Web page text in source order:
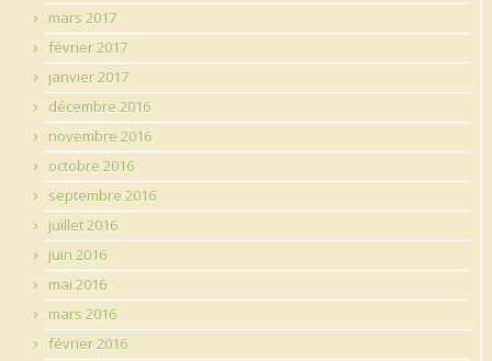
mars 2017
février 2017
janvier 2017
décembre 2016
novembre 2016
octobre 2016
septembre 2016
juillet 2016
juin 2016
mai 2016
mars 2016
février 2016